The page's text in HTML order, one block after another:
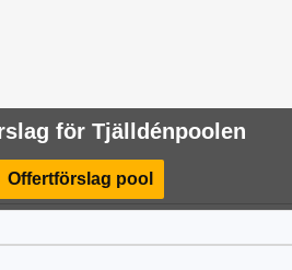
för Tjälldénpoolen
Offertförslag pool